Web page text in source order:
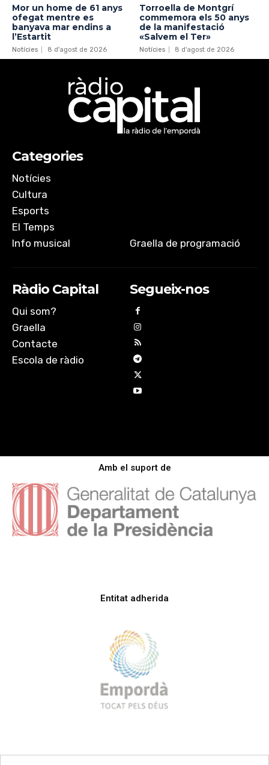
Mor un home de 61 anys
ofegat mentre es
banyava mar endins a
l’Estartit
Notícies 8 d'agost de 2026
Torroella de Montgrí
commemora els 50 anys
de la manifestació
«Salvem el Ter»
Notícies 8 d'agost de 2026
Categories
Notícies
Cultura
Esports
El Temps
Info musical
Graella de programació
Ràdio Capital
Qui som?
Graella
Contacte
Escola de ràdio
Segueix-nos
Amb el suport de
Entitat adherida